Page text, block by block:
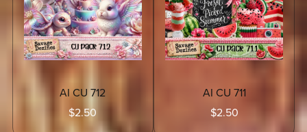
AI CU 712
$2.50
AI CU 711
$2.50